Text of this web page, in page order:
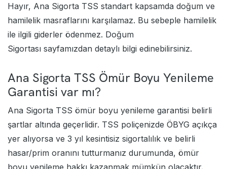
Hayır, Ana Sigorta TSS standart kapsamda doğum ve
hamilelik masraflarını karşılamaz. Bu sebeple hamilelik
ile ilgili giderler ödenmez. Doğum
Sigortası sayfamızdan detaylı bilgi edinebilirsiniz.
Ana Sigorta TSS Ömür Boyu Yenileme
Garantisi var mı?
Ana Sigorta TSS ömür boyu yenileme garantisi belirli
şartlar altında geçerlidir. TSS poliçenizde ÖBYG açıkça
yer alıyorsa ve 3 yıl kesintisiz sigortalılık ve belirli
hasar/prim oranını tutturmanız durumunda, ömür
boyu yenileme hakkı kazanmak mümkün olacaktır.